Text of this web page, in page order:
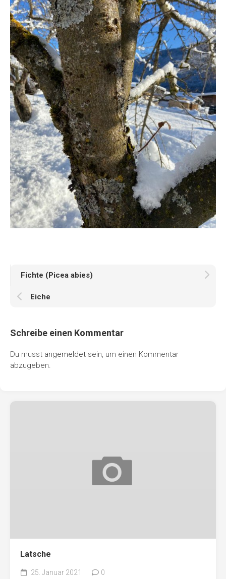
Fichte (Picea abies)
Eiche
Schreibe einen Kommentar
Du musst angemeldet sein, um einen Kommentar
abzugeben.
Latsche
25. Januar 2021 0